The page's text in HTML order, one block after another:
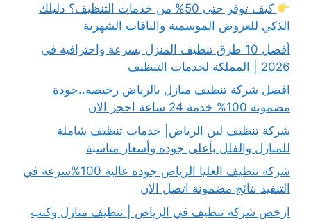
كيف توفر حتى 50% من خدمات التنظيف؟ دليلك
الذكي للعروض الموسمية والباقات الشهرية
أفضل 10 طرق تنظيف المنزل بسرعة واحترافية في
2026 | المملكة لخدمات التنظيف
افضل شركة تنظيف منازل بالرياض رخيصه..جودة
مضمونة 100% خدمة 24 ساعة احجز الان
شركة تنظيف لبن الرياض| خدمات تنظيف شاملة
للمنازل والفلل بأعلى جودة وأسعار مناسبة
شركة تنظيف العليا الرياض جودة عالية 100%سرعة في
التنفيذ نتائج مضمونة اتصل الان
ارخص شركة تنظيف في الرياض | تنظيف منازل وكنب